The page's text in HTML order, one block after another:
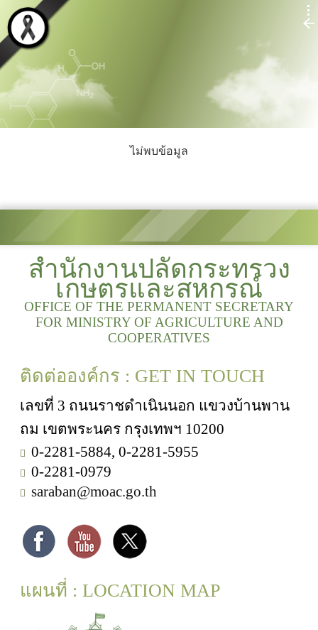
ไม่พบข้อมูล
สำนักงานปลัดกระทรวง
เกษตรและสหกรณ์
OFFICE OF THE PERMANENT SECRETARY
FOR MINISTRY OF AGRICULTURE AND
COOPERATIVES
ติดต่อองค์กร : GET IN TOUCH
เลขที่ 3 ถนนราชดำเนินนอก แขวงบ้านพาน
ถม เขตพระนคร กรุงเทพฯ 10200
0-2281-5884, 0-2281-5955
0-2281-0979
saraban@moac.go.th
แผนที่ : LOCATION MAP